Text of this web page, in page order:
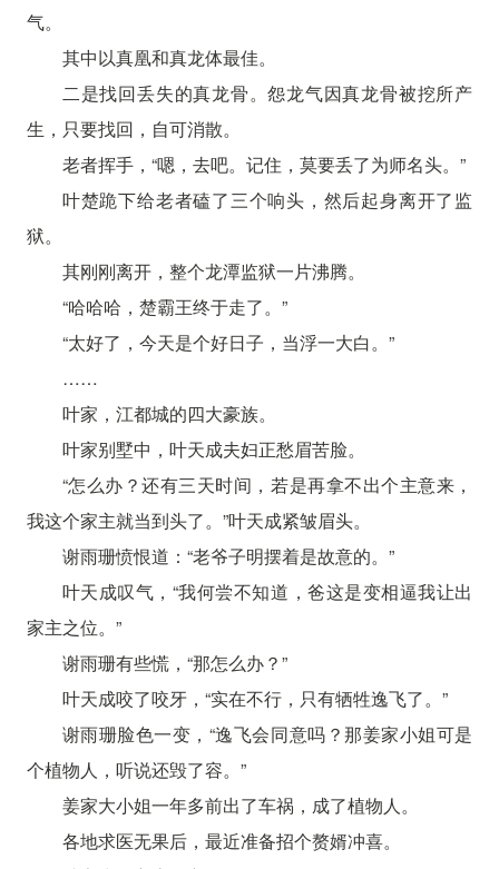
气。
其中以真凰和真龙体最佳。
二是找回丢失的真龙骨。怨龙气因真龙骨被挖所产
生，只要找回，自可消散。
老者挥手，“嗯，去吧。记住，莫要丢了为师名头。”
叶楚跪下给老者磕了三个响头，然后起身离开了监
狱。
其刚刚离开，整个龙潭监狱一片沸腾。
“哈哈哈，楚霸王终于走了。”
“太好了，今天是个好日子，当浮一大白。”
……
叶家，江都城的四大豪族。
叶家别墅中，叶天成夫妇正愁眉苦脸。
“怎么办？还有三天时间，若是再拿不出个主意来，
我这个家主就当到头了。”叶天成紧皱眉头。
谢雨珊愤恨道：“老爷子明摆着是故意的。”
叶天成叹气，“我何尝不知道，爸这是变相逼我让出
家主之位。”
谢雨珊有些慌，“那怎么办？”
叶天成咬了咬牙，“实在不行，只有牺牲逸飞了。”
谢雨珊脸色一变，“逸飞会同意吗？那姜家小姐可是
个植物人，听说还毁了容。”
姜家大小姐一年多前出了车祸，成了植物人。
各地求医无果后，最近准备招个赘婿冲喜。